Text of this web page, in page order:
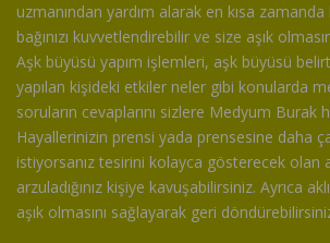
uzmanından yardım alarak en kısa
bağınızı kuvvetlendirebilir ve size aşık
Aşk büyüsü yapım işlemleri, aşk büyüsü
yapılan kişideki etkiler neler gibi konularda
soruların cevaplarını sizlere Medyum Burak
Hayallerinizin prensi yada prensesine daha
istiyorsanız tesirini kolayca gösterecek olan
arzuladığınız kişiye kavuşabilirsiniz. Ayrıca
aşık olmasını sağlayarak geri